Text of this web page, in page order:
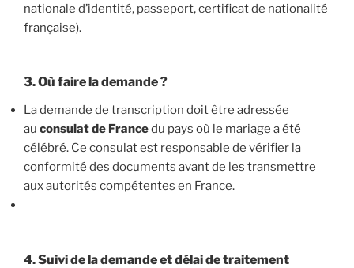
nationale d’identité, passeport, certificat de nationalité
française).
3. Où faire la demande ?
La demande de transcription doit être adressée
au consulat de Francedu pays où le mariage a été
célébré. Ce consulat est responsable de vérifier la
conformité des documents avant de les transmettre
aux autorités compétentes en France.
4. Suivi de la demande et délai de traitement